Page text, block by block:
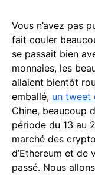
Vous n’avez pas
fait couler
se passait bien
monnaies, les
allaient bientôt
emballé, un tweet
Chine, beaucoup
période du 13 au
marché des
d’Ethereum et
passé. Nous